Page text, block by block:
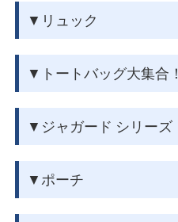
▼リュック
▼トートバッグ大集合！
▼ジャガード シリーズ
▼ポーチ